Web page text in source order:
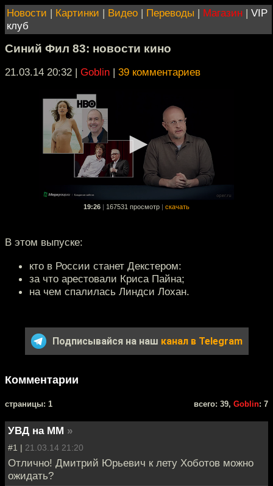
Новости | Картинки | Видео | Переводы | Магазин | VIP
клуб
Синий Фил 83: новости кино
21.03.14 20:32 | Goblin | 39 комментариев
19:26 167531 просмотр скачать
В этом выпуске:
кто в России станет Декстером:
за что арестовали Криса Пайна;
на чем спалилась Линдси Лохан.
Подписывайся на наш канал в Telegram
Комментарии
cтраницы: 1 всего: 39, Goblin: 7
УВД на ММ »
#1 | 21.03.14 21:20
Отлично! Дмитрий Юрьевич к лету Хоботов можно
ожидать?